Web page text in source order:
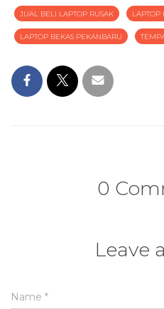
JUAL BELI LAPTOP RUSAK LAPTOP
LAPTOP BEKAS PEKANBARU
0
Leave
Name *